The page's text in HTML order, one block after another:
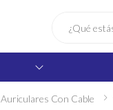
Auriculares Con Cable